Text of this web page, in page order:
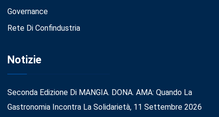
Governance
Rete Di Confindustria
Notizie
Seconda Edizione Di MANGIA. DONA. AMA: Quando La
Gastronomia Incontra La Solidarietà, 11 Settembre 2026